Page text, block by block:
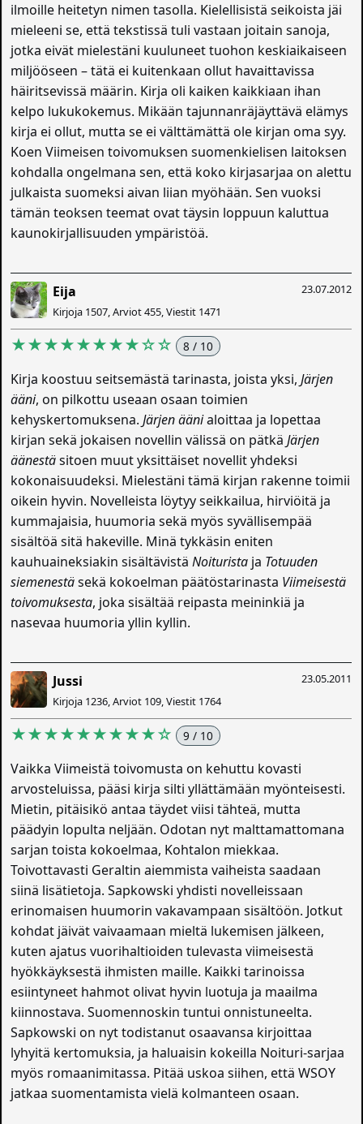
ilmoille heitetyn nimen tasolla. Kielellisistä seikoista jäi
mieleeni se, että tekstissä tuli vastaan joitain sanoja,
jotka eivät mielestäni kuuluneet tuohon keskiaikaiseen
miljööseen – tätä ei kuitenkaan ollut havaittavissa
häiritsevissä määrin. Kirja oli kaiken kaikkiaan ihan
kelpo lukukokemus. Mikään tajunnanräjäyttävä elämys
kirja ei ollut, mutta se ei välttämättä ole kirjan oma syy.
Koen Viimeisen toivomuksen suomenkielisen laitoksen
kohdalla ongelmana sen, että koko kirjasarjaa on alettu
julkaista suomeksi aivan liian myöhään. Sen vuoksi
tämän teoksen teemat ovat täysin loppuun kaluttua
kaunokirjallisuuden ympäristöä.
23.07.2012
Eija
Kirjoja 1507, Arviot 455, Viestit 1471
★★★★★★★★☆☆ 8 / 10
Kirja koostuu seitsemästä tarinasta, joista yksi,Järjen
ääni, on pilkottu useaan osaan toimien
kehyskertomuksena.Järjen äänialoittaa ja lopettaa
kirjan sekä jokaisen novellin välissä on pätkäJärjen
äänestäsitoen muut yksittäiset novellit yhdeksi
kokonaisuudeksi. Mielestäni tämä kirjan rakenne toimii
oikein hyvin. Novelleista löytyy seikkailua, hirviöitä ja
kummajaisia, huumoria sekä myös syvällisempää
sisältöä sitä hakeville. Minä tykkäsin eniten
kauhuaineksiakin sisältävistäNoiturista ja Totuuden
siemenestäsekä kokoelman päätöstarinasta Viimeisestä
toivomuksesta, joka sisältää reipasta meininkiä ja
nasevaa huumoria yllin kyllin.
23.05.2011
Jussi
Kirjoja 1236, Arviot 109, Viestit 1764
★★★★★★★★★☆ 9 / 10
Vaikka Viimeistä toivomusta on kehuttu kovasti
arvosteluissa, pääsi kirja silti yllättämään myönteisesti.
Mietin, pitäisikö antaa täydet viisi tähteä, mutta
päädyin lopulta neljään. Odotan nyt malttamattomana
sarjan toista kokoelmaa, Kohtalon miekkaa.
Toivottavasti Geraltin aiemmista vaiheista saadaan
siinä lisätietoja. Sapkowski yhdisti novelleissaan
erinomaisen huumorin vakavampaan sisältöön. Jotkut
kohdat jäivät vaivaamaan mieltä lukemisen jälkeen,
kuten ajatus vuorihaltioiden tulevasta viimeisestä
hyökkäyksestä ihmisten maille. Kaikki tarinoissa
esiintyneet hahmot olivat hyvin luotuja ja maailma
kiinnostava. Suomennoskin tuntui onnistuneelta.
Sapkowski on nyt todistanut osaavansa kirjoittaa
lyhyitä kertomuksia, ja haluaisin kokeilla Noituri-sarjaa
myös romaanimitassa. Pitää uskoa siihen, että WSOY
jatkaa suomentamista vielä kolmanteen osaan.